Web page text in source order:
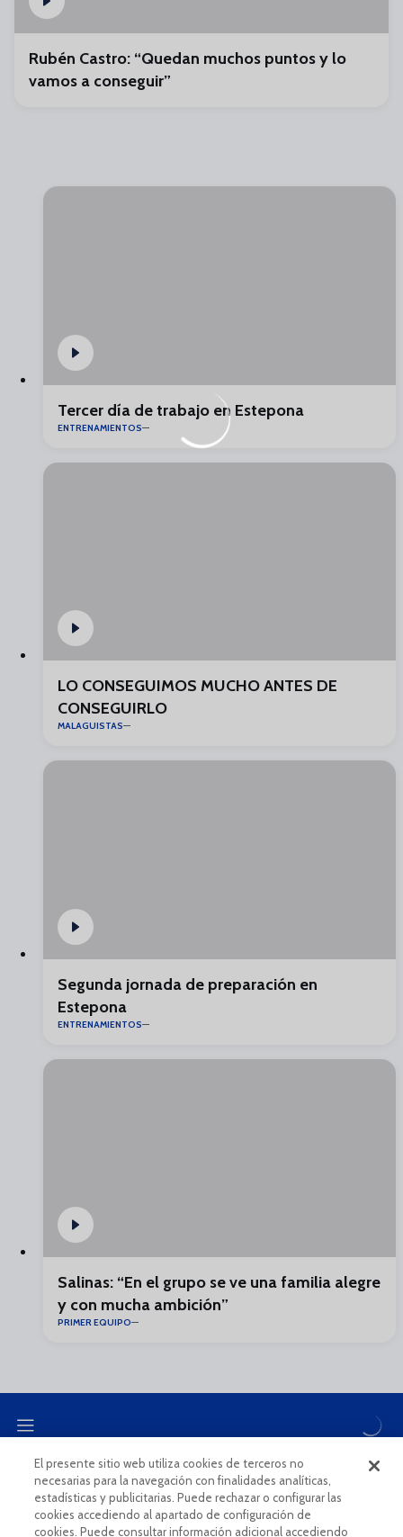
Rubén Castro: “Quedan muchos puntos y lo
vamos a conseguir”
Tercer día de trabajo en Estepona
ENTRENAMIENTOS
LO CONSEGUIMOS MUCHO ANTES DE
CONSEGUIRLO
MALAGUISTAS
Segunda jornada de preparación en
Estepona
ENTRENAMIENTOS
Salinas: “En el grupo se ve una familia alegre
y con mucha ambición”
PRIMER EQUIPO
CANAL ÉTICO
El presente sitio web utiliza cookies de terceros no
necesarias para la navegación con finalidades analíticas,
estadísticas y publicitarias. Puede rechazar o configurar las
cookies accediendo al apartado de configuración de
cookies. Puede consultar información adicional accediendo